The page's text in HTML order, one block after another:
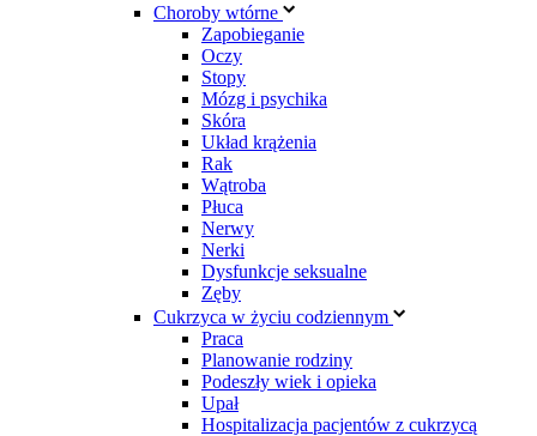
Choroby wtórne
Zapobieganie
Oczy
Stopy
Mózg i psychika
Skóra
Układ krążenia
Rak
Wątroba
Płuca
Nerwy
Nerki
Dysfunkcje seksualne
Zęby
Cukrzyca w życiu codziennym
Praca
Planowanie rodziny
Podeszły wiek i opieka
Upał
Hospitalizacja pacjentów z cukrzycą